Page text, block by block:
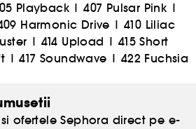
sănătoasă și vibrantă
tehnologii, precum și a
inspirate de tradiția
Playback|407 Pulsar Pink|
Harmonic Drive |410 Liliac
| 414 Upload | 415 Short
|417 Soundwave | 422 Fuchsia
ofertele Sephora direct pe e-